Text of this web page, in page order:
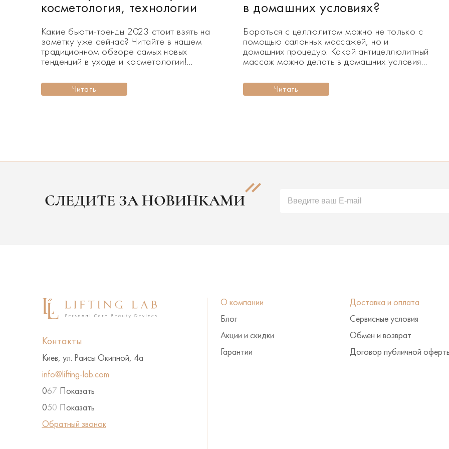
косметология, технологии
Какие бьюти-тренды 2023 стоит взять на
заметку уже сейчас? Читайте в нашем
традиционном обзоре самых новых
тенденций в уходе и косметологии!
цикличный уход за кожей, LED-терапия,
микротоки для волос и антистресс-девайсы
Читать
в домашних условиях?
Бороться с целлюлитом можно не только с
помощью салонных массажей, но и
домашних процедур. Какой антицеллюлитный
массаж можно делать в домашних условиях?
распределение подкожно-жировое
клетчатки. Причин этому может быть масса:
Читать
СЛЕДИТЕ ЗА НОВИНКАМИ
Контакты
Киев, ул. Раисы Окипной, 4а
info@lifting-lab.com
067 Показать
050 Показать
Обратный звонок
О компании
Блог
Акции и скидки
Гарантии
Доставка и оплата
Сервисные условия
Обмен и возврат
Договор публичной